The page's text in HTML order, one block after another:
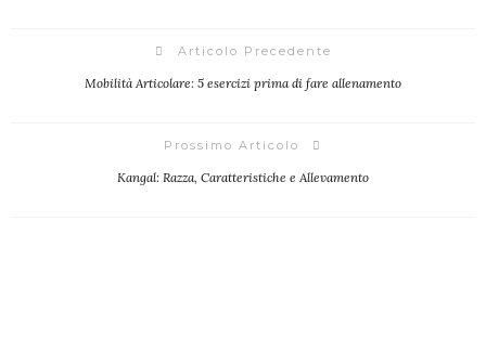
Articolo Precedente
Mobilità Articolare: 5 esercizi prima di fare allenamento
Prossimo Articolo
Kangal: Razza, Caratteristiche e Allevamento